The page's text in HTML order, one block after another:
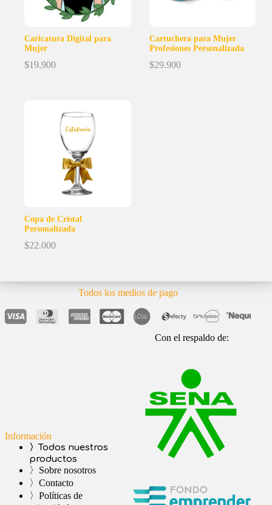
Caricatura Digital para
Mujer
$19.900
Cartuchera para Mujer
Profesiones Personalizada
$29.900
Copa de Cristal
Personalizada
$22.000
Todos los medios de pago
Información
〉Todos nuestros
productos
〉Sobre nosotros
〉Contacto
〉Políticas de
Con el respaldo de: